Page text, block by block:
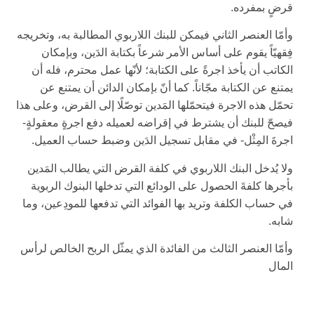
قرضٍ بمفرده.
وأمّا العنصر الثاني فيمكن للبنك اللاربوي المطالبة به، وتخريجه
فِقهيّاً يقوم على أساس الأمر شرعاً بكتابة الدَين، وبإمكان
الكاتب أن يأخذ اجرةً على الكتابة؛ لأنّها عمل محترم، فله أن
يمتنع عن الكتابة مجّاناً. كما أنّ بإمكان الدائن أن يمتنع عن
تحمّل هذه الاجرة فيتحمّلها المَدين توصّلًا إلى القرض، وعلى هذا
فيصحّ للبنك أن يشترط في إقراضه لعميله دفع اجرةٍ معقولةٍ-
اجرةَ المِثْل- في مقابل تسجيل الدَين وضبط حساب العميل.
ولا يُدخل البنك اللاربوي في كلفة القرض التي يطالب المَدين
بأجرها كلفةَ الحصول على الودائع التي تدخلها البنوك الربوية
في حساب الكلفة وتريد بها الفوائد التي تدفعها للمودِعين، وما
شابه.
وأمّا العنصر الثالث من الفائدة الذي يمثّل الربح الخالص لرأس
المال‏